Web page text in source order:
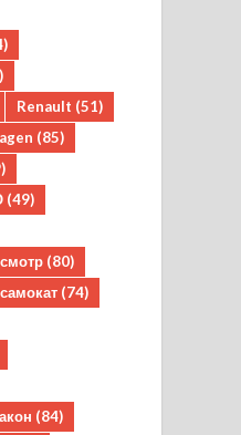
Renault (51)
(85)
(49)
(80)
(74)
(84)